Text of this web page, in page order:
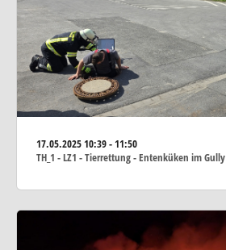
17.05.202510:39 - 11:50
TH_1 - LZ1 - Tierrettung - Entenküken im Gully